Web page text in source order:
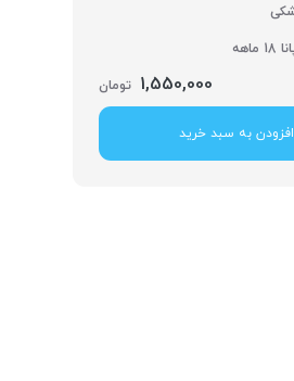
1,550,000 تومان
افزودن به سبد خرید